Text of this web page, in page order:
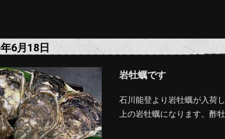
6月18日
岩牡蠣です
石川能登より岩牡蠣が入荷
上の岩牡蠣になります。酢